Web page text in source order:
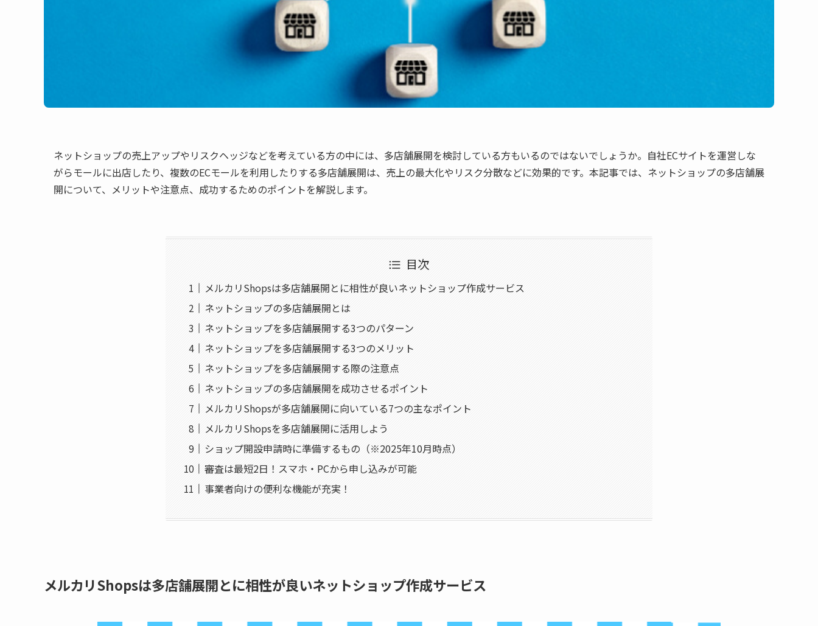
ネットショップの売上アップやリスクヘッジなどを考えている方の中には、多店舗展開を検討している方もいるのではないでしょうか。自社ECサイトを運営しな
がらモールに出店したり、複数のECモールを利用したりする多店舗展開は、売上の最大化やリスク分散などに効果的です。本記事では、ネットショップの多店舗展
開について、メリットや注意点、成功するためのポイントを解説します。
目次
メルカリShopsは多店舗展開とに相性が良いネットショップ作成サービス
ネットショップの多店舗展開とは
ネットショップを多店舗展開する3つのパターン
ネットショップを多店舗展開する3つのメリット
ネットショップを多店舗展開する際の注意点
ネットショップの多店舗展開を成功させるポイント
メルカリShopsが多店舗展開に向いている7つの主なポイント
メルカリShopsを多店舗展開に活用しよう
ショップ開設申請時に準備するもの（※2025年10月時点）
審査は最短2日！スマホ・PCから申し込みが可能
事業者向けの便利な機能が充実！
メルカリShopsは多店舗展開とに相性が良いネットショップ作成サービス